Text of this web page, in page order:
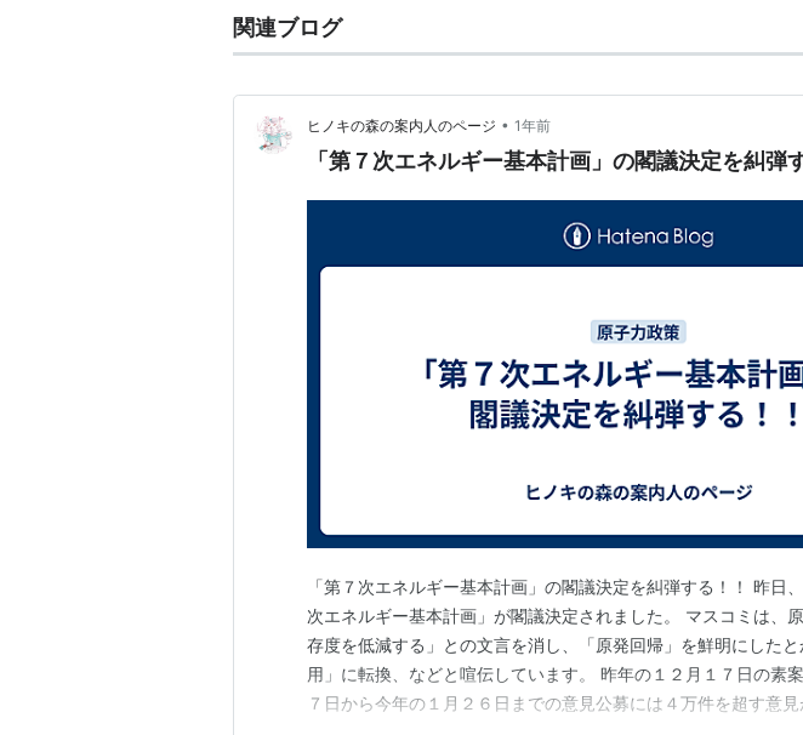
第一条
この法律は、電気事業の運営を適正かつ合理的ならし
ともに、電気工作物の工事、維持及び運用を規制するこ
共の安全を確保し、及び環境の保全を図ることを目的と
以下、略
2013年4月12日、発送電分離などを盛り込んだ電気事業法改正案
60年ぶりとなる改革で、電力の地域独占を見直すのが目的。
改革では2015年の電力調整機関の創設を受け、2016年に電力小
2016年の小売り参入自由化に向けて2014年に2度目の法案を提出
慎重論のあった送電網の分社化に必要な法案は2015年通常国会
提供を拒むことができなくなるようにする。
電力需給が逼迫した場合、これまでは経産相による使用制限措置
勧告制度を新たに導入する。緩やかな措置で事業者に対しての電
けやすくする。
関連ブログ
ヒノキの森の案内人のページ • 1年前
「第７次エネルギー基本計画」の閣議決定を糾弾
「第７次エネルギー基本計画」の閣議決定を糾弾する！！ 昨日
次エネルギー基本計画」が閣議決定されました。 マスコミは、
存度を低減する」との文言を消し、「原発回帰」を鮮明にした
用」に転換、などと喧伝しています。 昨年の１２月１７日の素
７日から今年の１月２６日までの意見公募には４万件を超す意